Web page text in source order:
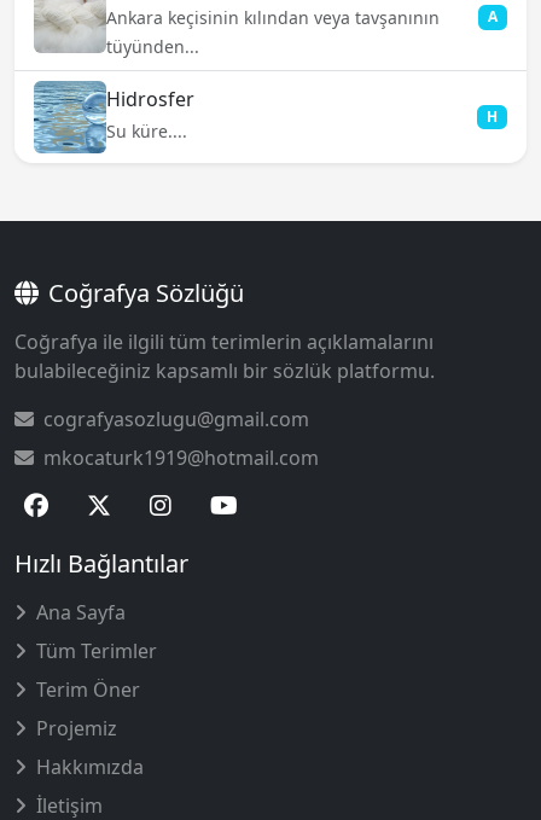
Ankara keçisinin kılından veya tavşanının
tüyünden...
A
Hidrosfer
Su küre....
H
Coğrafya Sözlüğü
Coğrafya ile ilgili tüm terimlerin açıklamalarını
bulabileceğiniz kapsamlı bir sözlük platformu.
cografyasozlugu@gmail.com
mkocaturk1919@hotmail.com
Hızlı Bağlantılar
Ana Sayfa
Tüm Terimler
Terim Öner
Projemiz
Hakkımızda
İletişim